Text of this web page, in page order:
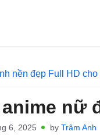
nền đẹp Full HD
nữ
6, 2025 by Trâm Anh